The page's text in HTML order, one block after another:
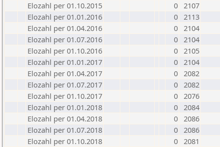
Elozahl per 01.10.2015
0 2107
Elozahl per 01.01.2016
0 2113
Elozahl per 01.04.2016
0 2104
Elozahl per 01.07.2016
0 2104
Elozahl per 01.10.2016
0 2105
Elozahl per 01.01.2017
0 2104
Elozahl per 01.04.2017
0 2082
Elozahl per 01.07.2017
0 2082
Elozahl per 01.10.2017
0 2076
Elozahl per 01.01.2018
0 2084
Elozahl per 01.04.2018
0 2086
Elozahl per 01.07.2018
0 2086
Elozahl per 01.10.2018
0 2081